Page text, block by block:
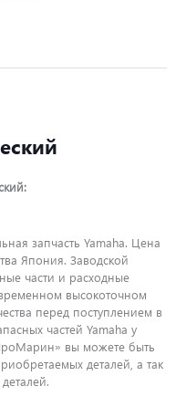
запчасть Yamaha. Цена
Япония. Заводской
части и расходные
высокоточном
перед поступлением в
частей Yamaha у
вы можете быть
деталей, а так